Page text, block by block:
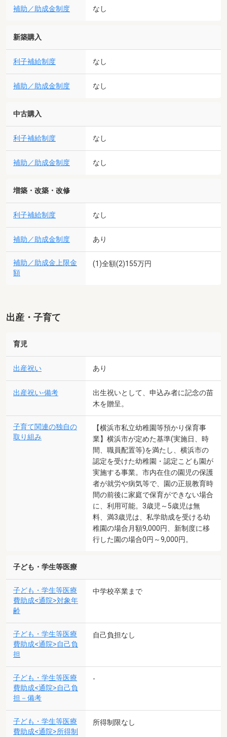
補助／助成金制度 なし
新築購入
利子補給制度 なし
補助／助成金制度 なし
中古購入
利子補給制度 なし
補助／助成金制度 なし
増築・改築・改修
利子補給制度 なし
補助／助成金制度 あり
補助／助成金上限金
額
(1)全額(2)155万円
出産・子育て
育児
出産祝い あり
出産祝い-備考
出生祝いとして、申込み者に記念の苗
木を贈呈。
子育て関連の独自の
取り組み
【横浜市私立幼稚園等預かり保育事
業】横浜市が定めた基準(実施日、時
間、職員配置等)を満たし、横浜市の
認定を受けた幼稚園・認定こども園が
実施する事業。市内在住の園児の保護
者が就労や病気等で、園の正規教育時
間の前後に家庭で保育ができない場合
に、利用可能。3歳児～5歳児は無
料、満3歳児は、私学助成を受ける幼
稚園の場合月額9,000円、新制度に移
行した園の場合0円～9,000円。
子ども・学生等医療
子ども・学生等医療
費助成<通院>対象年
齢
中学校卒業まで
子ども・学生等医療
費助成<通院>自己負
担
自己負担なし
子ども・学生等医療
費助成<通院>自己負
担－備考
-
子ども・学生等医療
費助成<通院>所得制
所得制限なし